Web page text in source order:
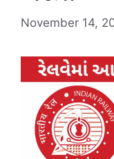
November 14,